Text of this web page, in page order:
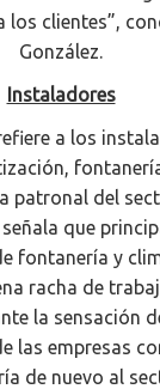
los clientes”,
González.
Instaladores
a los
patronal del
señala que
fontanería y
racha de
la sensación
las empresas
de nuevo al